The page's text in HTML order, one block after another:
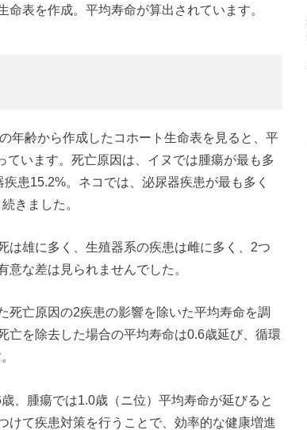
表を作成。平均寿命が算出されています。
年齢から作成したコホート生命表を見ると、平
います。死亡原因は、イヌでは腫瘍が最も多
患15.2%。ネコでは、泌尿器疾患が最も多く
きました。
は雄に多く、生殖器系の疾患は雌に多く、2つ
な差は見られませんでした。
死亡原因の2疾患の影響を除いた平均寿命を調
亡を除去した場合の平均寿命は0.6歳延び、循環
、腫瘍では1.0歳（ニ位）平均寿命が延びると
けて疾患対策を行うことで、効率的な健康増進